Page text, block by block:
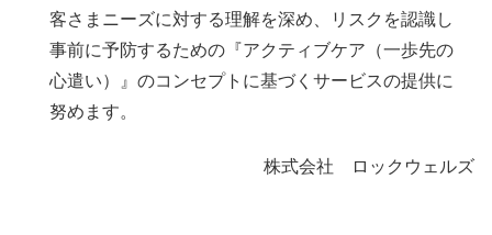
客さまニーズに対する理解を深め、リスクを認識し
事前に予防するための『アクティブケア（一歩先の
心遣い）』のコンセプトに基づくサービスの提供に
努めます。
株式会社 ロックウェルズ